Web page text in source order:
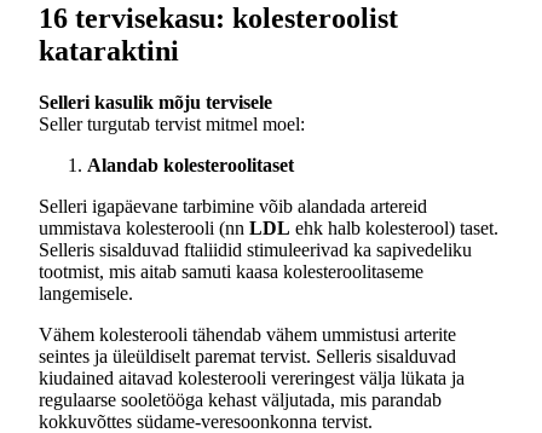
16 tervisekasu: kolesteroolist
kataraktini
Selleri kasulik mõju tervisele
Seller turgutab tervist mitmel moel:
Alandab kolesteroolitaset
Selleri igapäevane tarbimine võib alandada artereid
ummistava kolesterooli (nn LDL ehk halb kolesterool) taset.
Selleris sisalduvad ftaliidid stimuleerivad ka sapivedeliku
tootmist, mis aitab samuti kaasa kolesteroolitaseme
langemisele.
Vähem kolesterooli tähendab vähem ummistusi arterite
seintes ja üleüldiselt paremat tervist. Selleris sisalduvad
kiudained aitavad kolesterooli vereringest välja lükata ja
regulaarse sooletööga kehast väljutada, mis parandab
kokkuvõttes südame-veresoonkonna tervist.